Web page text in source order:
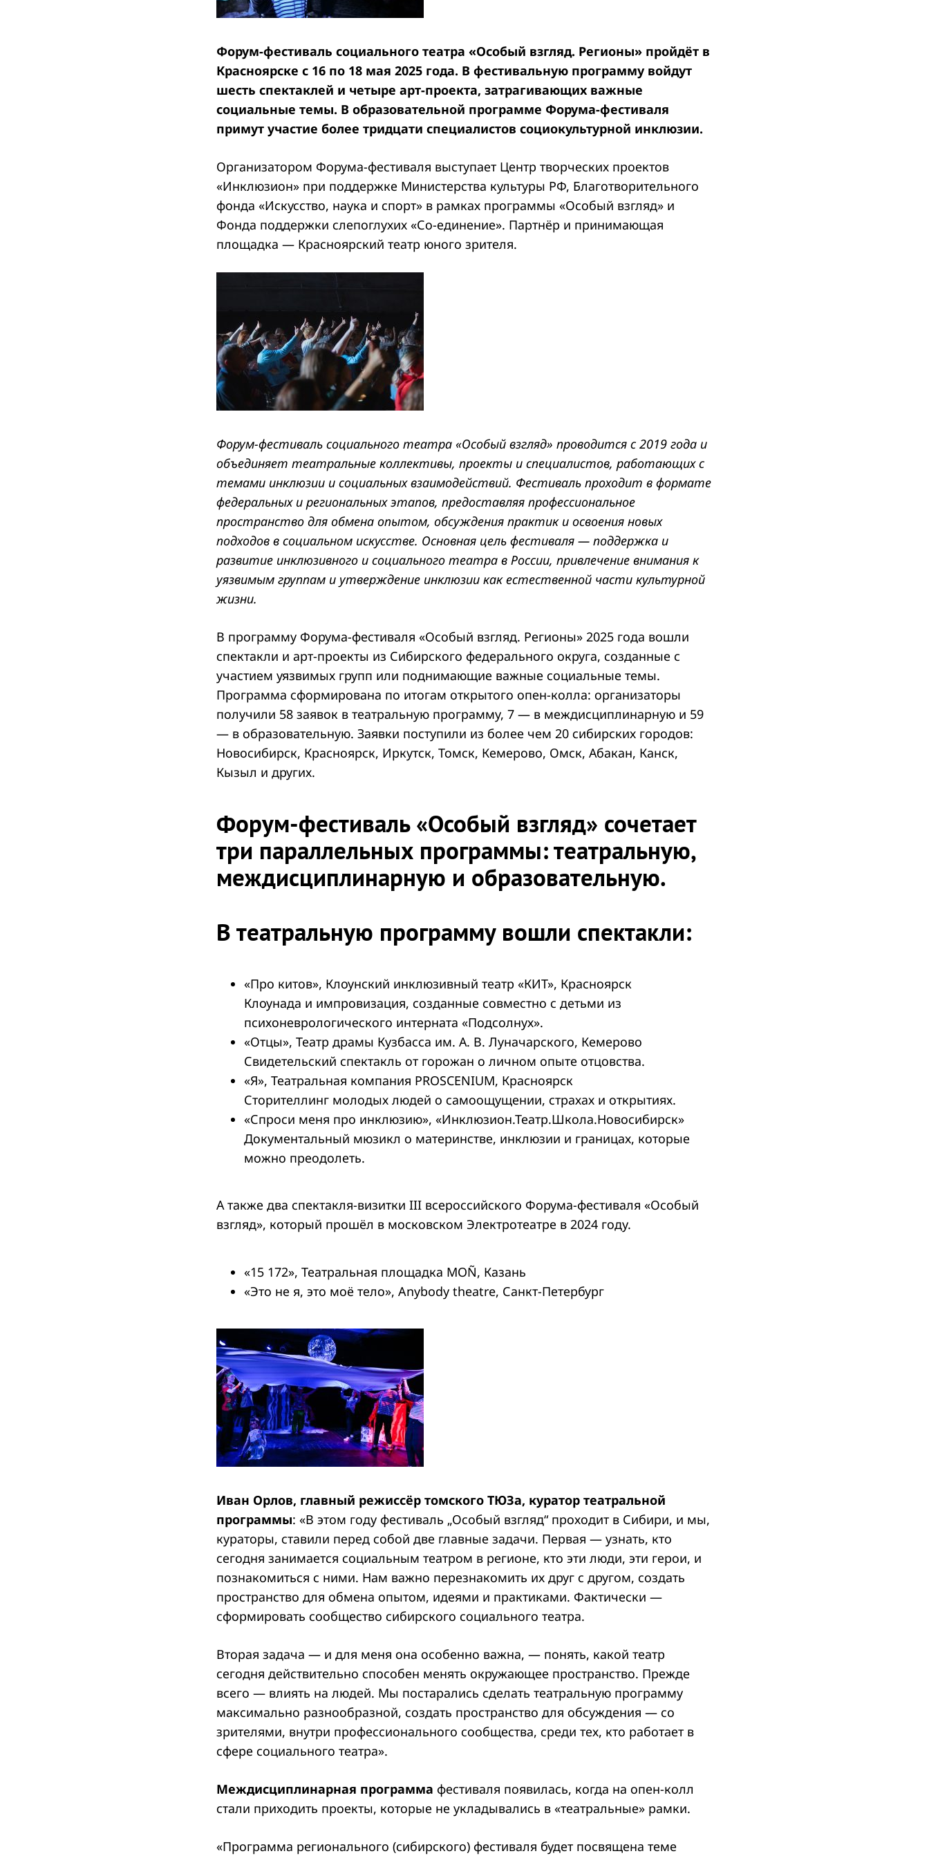
Форум-фестиваль социального театра «Особый взгляд. Регионы» пройдёт в
Красноярске с 16 по 18 мая 2025 года. В фестивальную программу войдут
шесть спектаклей и четыре арт-проекта, затрагивающих важные
социальные темы. В образовательной программе Форума-фестиваля
примут участие более тридцати специалистов социокультурной инклюзии.
Организатором Форума-фестиваля выступает Центр творческих проектов
«Инклюзион» при поддержке Министерства культуры РФ, Благотворительного
фонда «Искусство, наука и спорт» в рамках программы «Особый взгляд» и
Фонда поддержки слепоглухих «Со-единение». Партнёр и принимающая
площадка — Красноярский театр юного зрителя.
Форум-фестиваль социального театра «Особый взгляд» проводится с 2019 года и
объединяет театральные коллективы, проекты и специалистов, работающих с
темами инклюзии и социальных взаимодействий. Фестиваль проходит в формате
федеральных и региональных этапов, предоставляя профессиональное
пространство для обмена опытом, обсуждения практик и освоения новых
подходов в социальном искусстве. Основная цель фестиваля — поддержка и
развитие инклюзивного и социального театра в России, привлечение внимания к
уязвимым группам и утверждение инклюзии как естественной части культурной
жизни.
В программу Форума-фестиваля «Особый взгляд. Регионы» 2025 года вошли
спектакли и арт-проекты из Сибирского федерального округа, созданные с
участием уязвимых групп или поднимающие важные социальные темы.
Программа сформирована по итогам открытого опен-колла: организаторы
получили 58 заявок в театральную программу, 7 — в междисциплинарную и 59
— в образовательную. Заявки поступили из более чем 20 сибирских городов:
Новосибирск, Красноярск, Иркутск, Томск, Кемерово, Омск, Абакан, Канск,
Кызыл и других.
Форум-фестиваль «Особый взгляд» сочетает
три параллельных программы: театральную,
междисциплинарную и образовательную.
В театральную программу вошли спектакли:
«Про китов», Клоунский инклюзивный театр «КИТ», Красноярск
Клоунада и импровизация, созданные совместно с детьми из
психоневрологического интерната «Подсолнух».
«Отцы», Театр драмы Кузбасса им. А. В. Луначарского, Кемерово
Свидетельский спектакль от горожан о личном опыте отцовства.
«Я», Театральная компания PROSCENIUM, Красноярск
Сторителлинг молодых людей о самоощущении, страхах и открытиях.
«Спроси меня про инклюзию», «Инклюзион.Театр.Школа.Новосибирск»
Документальный мюзикл о материнстве, инклюзии и границах, которые
можно преодолеть.
А также два спектакля-визитки III всероссийского Форума-фестиваля «Особый
взгляд», который прошёл в московском Электротеатре в 2024 году.
«15 172», Театральная площадка MOÑ, Казань
«Это не я, это моё тело», Anybody theatre, Санкт-Петербург
Иван Орлов, главный режиссёр томского ТЮЗа, куратор театральной
программы: «В этом году фестиваль „Особый взгляд“ проходит в Сибири, и мы,
кураторы, ставили перед собой две главные задачи. Первая — узнать, кто
сегодня занимается социальным театром в регионе, кто эти люди, эти герои, и
познакомиться с ними. Нам важно перезнакомить их друг с другом, создать
пространство для обмена опытом, идеями и практиками. Фактически —
сформировать сообщество сибирского социального театра.
Вторая задача — и для меня она особенно важна, — понять, какой театр
сегодня действительно способен менять окружающее пространство. Прежде
всего — влиять на людей. Мы постарались сделать театральную программу
максимально разнообразной, создать пространство для обсуждения — со
зрителями, внутри профессионального сообщества, среди тех, кто работает в
сфере социального театра».
Междисциплинарная программа фестиваля появилась, когда на опен-колл
стали приходить проекты, которые не укладывались в «театральные» рамки.
«Программа регионального (сибирского) фестиваля будет посвящена теме